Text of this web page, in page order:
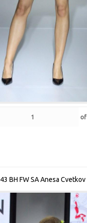
of
43 BH FW SA Anesa Cvetkov